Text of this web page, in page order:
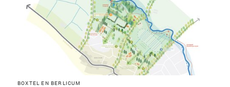
BOXTEL EN BERLICUM
SLA VOORKEUREN OP